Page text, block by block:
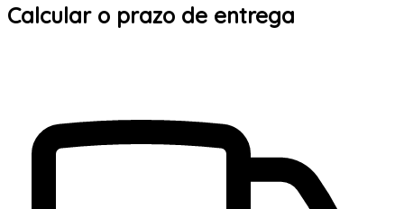
Calcular o prazo de entrega